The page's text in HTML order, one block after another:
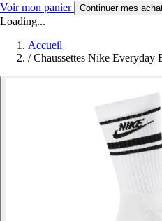
Voir mon panier Continuer mes
Loading...
Accueil
/ Chaussettes Nike Everyday